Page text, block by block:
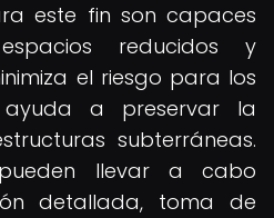
este fin son capaces
reducidos y
el riesgo para los
a preservar la
subterráneas.
pueden llevar a cabo
detallada, toma de